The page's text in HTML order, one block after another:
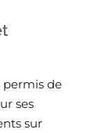
permis de
ses
sur